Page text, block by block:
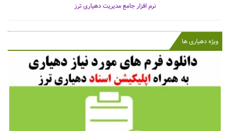
نرم افزار جامع مدیریت دهیاری ترز
ویژه دهیاری ها